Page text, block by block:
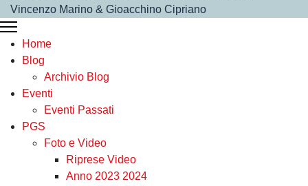
P.G.S.Under 17
Vincenzo Marino & Gioacchino Cipriano
Home
Blog
Archivio Blog
Eventi
Eventi Passati
PGS
Foto e Video
Riprese Video
Anno 2023 2024